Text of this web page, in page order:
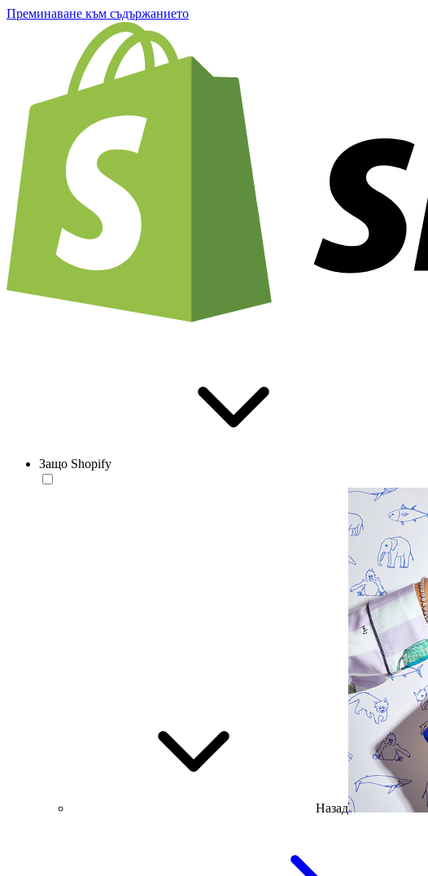
Преминаване към съдържанието
Защо Shopify
Назад